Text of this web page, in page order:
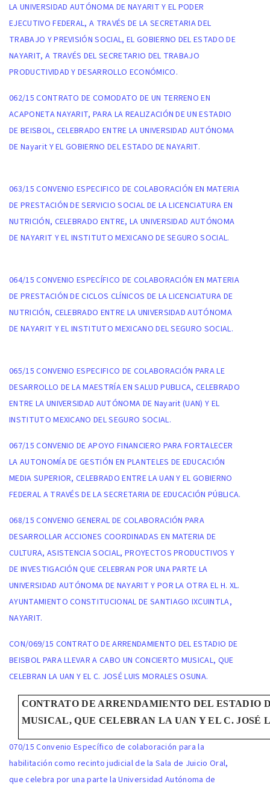
LA UNIVERSIDAD AUTÓNOMA DE NAYARIT Y EL PODER
EJECUTIVO FEDERAL, A TRAVÉS DE LA SECRETARIA DEL
TRABAJO Y PREVISIÓN SOCIAL, EL GOBIERNO DEL ESTADO DE
NAYARIT, A TRAVÉS DEL SECRETARIO DEL TRABAJO
PRODUCTIVIDAD Y DESARROLLO ECONÓMICO.
062/15 CONTRATO DE COMODATO DE UN TERRENO EN
ACAPONETA NAYARIT, PARA LA REALIZACIÓN DE UN ESTADIO
DE BEISBOL, CELEBRADO ENTRE LA UNIVERSIDAD AUTÓNOMA
DE Nayarit Y EL GOBIERNO DEL ESTADO DE NAYARIT.
063/15 CONVENIO ESPECIFICO DE COLABORACIÓN EN MATERIA
DE PRESTACIÓN DE SERVICIO SOCIAL DE LA LICENCIATURA EN
NUTRICIÓN, CELEBRADO ENTRE, LA UNIVERSIDAD AUTÓNOMA
DE NAYARIT Y EL INSTITUTO MEXICANO DE SEGURO SOCIAL.
064/15 CONVENIO ESPECÍFICO DE COLABORACIÓN EN MATERIA
DE PRESTACIÓN DE CICLOS CLÍNICOS DE LA LICENCIATURA DE
NUTRICIÓN, CELEBRADO ENTRE LA UNIVERSIDAD AUTÓNOMA
DE NAYARIT Y EL INSTITUTO MEXICANO DEL SEGURO SOCIAL.
065/15 CONVENIO ESPECIFICO DE COLABORACIÓN PARA LE
DESARROLLO DE LA MAESTRÍA EN SALUD PUBLICA, CELEBRADO
ENTRE LA UNIVERSIDAD AUTÓNOMA DE Nayarit (UAN) Y EL
INSTITUTO MEXICANO DEL SEGURO SOCIAL.
067/15 CONVENIO DE APOYO FINANCIERO PARA FORTALECER
LA AUTONOMÍA DE GESTIÓN EN PLANTELES DE EDUCACIÓN
MEDIA SUPERIOR, CELEBRADO ENTRE LA UAN Y EL GOBIERNO
FEDERAL A TRAVÉS DE LA SECRETARIA DE EDUCACIÓN PÚBLICA.
068/15 CONVENIO GENERAL DE COLABORACIÓN PARA
DESARROLLAR ACCIONES COORDINADAS EN MATERIA DE
CULTURA, ASISTENCIA SOCIAL, PROYECTOS PRODUCTIVOS Y
DE INVESTIGACIÓN QUE CELEBRAN POR UNA PARTE LA
UNIVERSIDAD AUTÓNOMA DE NAYARIT Y POR LA OTRA EL H. XL.
AYUNTAMIENTO CONSTITUCIONAL DE SANTIAGO IXCUINTLA,
NAYARIT.
CON/069/15 CONTRATO DE ARRENDAMIENTO DEL ESTADIO DE
BEISBOL PARA LLEVAR A CABO UN CONCIERTO MUSICAL, QUE
CELEBRAN LA UAN Y EL C. JOSÉ LUIS MORALES OSUNA.
CONTRATO DE ARRENDAMIENTO DEL ESTADIO
MUSICAL, QUE CELEBRAN LA UAN Y EL C. JOSÉ
070/15 Convenio Específico de colaboración para la
habilitación como recinto judicial de la Sala de Juicio Oral,
que celebra por una parte la Universidad Autónoma de